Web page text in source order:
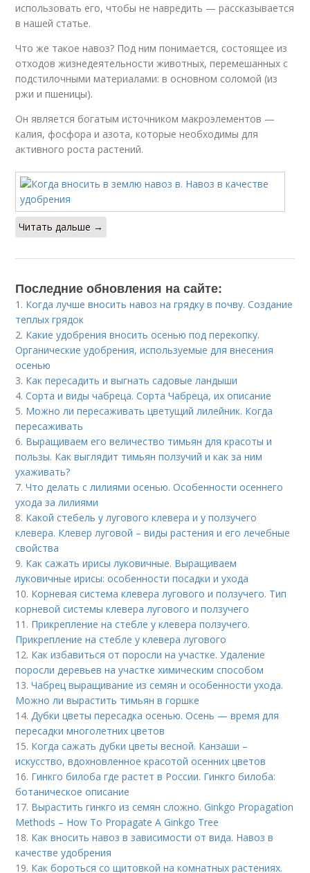
использовать его, чтобы не навредить — рассказывается
в нашей статье.
Что же такое навоз? Под ним понимается, состоящее из
отходов жизнедеятельности животных, перемешанных с
подстилочными материалами: в основном соломой (из
ржи и пшеницы).
Он является богатым источником макроэлементов —
калия, фосфора и азота, которые необходимы для
активного роста растений.
Читать дальше →
Последние обновления на сайте:
1. Когда лучше вносить навоз на грядку в почву. Создание
теплых грядок
2. Какие удобрения вносить осенью под перекопку.
Органические удобрения, используемые для внесения
осенью
3. Как пересадить и выгнать садовые ландыши
4.Сорта и виды чабреца. Сорта Чабреца, их описание
5. Можно ли пересаживать цветущий лилейник. Когда
пересаживать
6. Выращиваем его величество тимьян для красоты и
пользы. Как выглядит тимьян ползучий и как за ним
ухаживать?
7.Что делать с лилиями осенью. Особенности осеннего
ухода за лилиями
8. Какой стебель у лугового клевера и у ползучего
клевера. Клевер луговой – виды растения и его лечебные
свойства
9. Как сажать ирисы луковичные. Выращиваем
луковичные ирисы: особенности посадки и ухода
10. Корневая система клевера лугового и ползучего. Тип
корневой системы клевера лугового и ползучего
11. Прикрепление на стебле у клевера ползучего.
Прикрепление на стебле у клевера лугового
12. Как избавиться от поросли на участке. Удаление
поросли деревьев на участке химическим способом
13.Чабрец выращивание из семян и особенности ухода.
Можно ли вырастить тимьян в горшке
14.Дубки цветы пересадка осенью. Осень — время для
пересадки многолетних цветов
15. Когда сажать дубки цветы весной. Канзаши –
искусство, вдохновленное красотой осенних цветов
16. Гинкго билоба где растет в России. Гинкго билоба:
ботаническое описание
17. Вырастить гинкго из семян сложно. Ginkgo Propagation
Methods – How To Propagate A Ginkgo Tree
18. Как вносить навоз в зависимости от вида. Навоз в
качестве удобрения
19. Как бороться со щитовкой на комнатных растениях.